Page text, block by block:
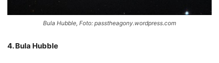
Bula Hubble, Foto: passtheagony.wordpress.com
4. Bula Hubble